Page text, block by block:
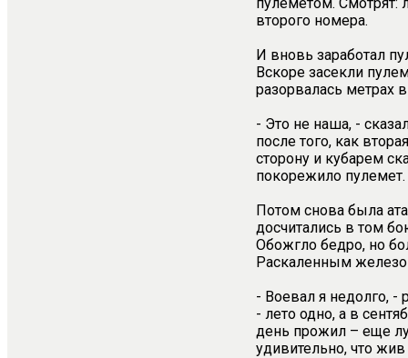
второго номера.
И вновь заработал
Вскоре засекли
разорвалась метрах
- Это не наша, -
после того, как
сторону и кубарем
покорежило пулемет.
Потом снова была
досчитались в том
Обожгло бедро, но
Раскаленным
- Воевал я недолго, -
- лето одно, а в
день прожил – еще
удивительно, что жив